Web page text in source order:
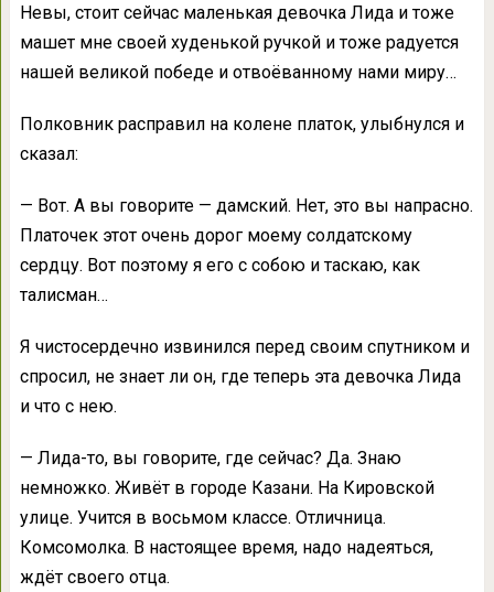
Невы, стоит сейчас маленькая девочка Лида и тоже
машет мне своей худенькой ручкой и тоже радуется
нашей великой победе и отвоёванному нами миру…
Полковник расправил на колене платок, улыбнулся и
сказал:
— Вот. А вы говорите — дамский. Нет, это вы напрасно.
Платочек этот очень дорог моему солдатскому
сердцу. Вот поэтому я его с собою и таскаю, как
талисман…
Я чистосердечно извинился перед своим спутником и
спросил, не знает ли он, где теперь эта девочка Лида
и что с нею.
— Лида-то, вы говорите, где сейчас? Да. Знаю
немножко. Живёт в городе Казани. На Кировской
улице. Учится в восьмом классе. Отличница.
Комсомолка. В настоящее время, надо надеяться,
ждёт своего отца.